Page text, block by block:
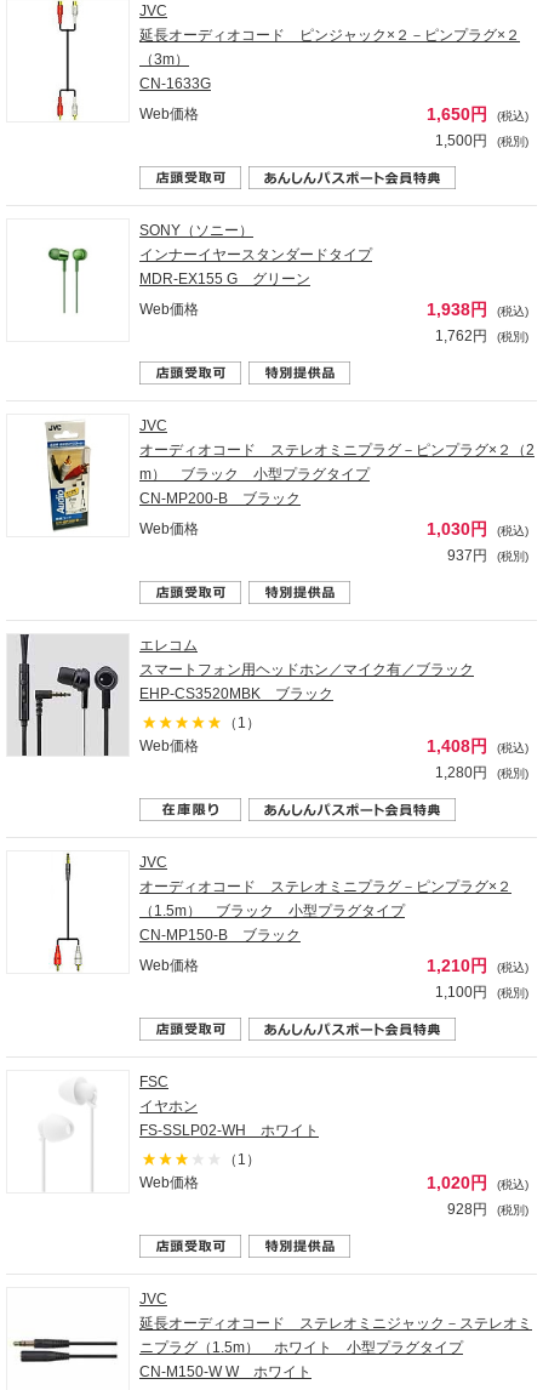
JVC
延長オーディオコード ピンジャック×２－ピンプラグ×２
（3m）
CN-1633G
Web価格
1,650円 (税込)
1,500円 (税別)
SONY（ソニー）
インナーイヤースタンダードタイプ
MDR-EX155 G グリーン
Web価格
1,938円 (税込)
1,762円 (税別)
JVC
オーディオコード ステレオミニプラグ－ピンプラグ×２（2
m） ブラック 小型プラグタイプ
CN-MP200-B ブラック
Web価格
1,030円 (税込)
937円 (税別)
エレコム
スマートフォン用ヘッドホン／マイク有／ブラック
EHP-CS3520MBK ブラック
（1）
Web価格
1,408円 (税込)
1,280円 (税別)
JVC
オーディオコード ステレオミニプラグ－ピンプラグ×２
（1.5m） ブラック 小型プラグタイプ
CN-MP150-B ブラック
Web価格
1,210円 (税込)
1,100円 (税別)
FSC
イヤホン
FS-SSLP02-WH ホワイト
（1）
Web価格
1,020円 (税込)
928円 (税別)
JVC
延長オーディオコード ステレオミニジャック－ステレオミ
ニプラグ（1.5m） ホワイト 小型プラグタイプ
CN-M150-W W ホワイト